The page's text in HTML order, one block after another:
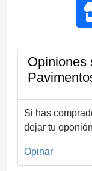
Opiniones
Si has
dejar tu
Opinar